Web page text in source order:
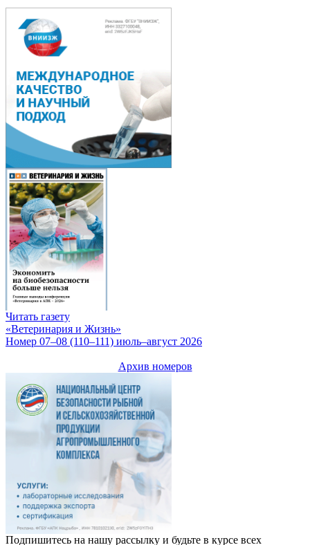
Читать газету
«Ветеринария и Жизнь»
Номер 07–08 (110–111) июль–август 2026
Архив номеров
Подпишитесь на нашу рассылку и будьте в курсе всех